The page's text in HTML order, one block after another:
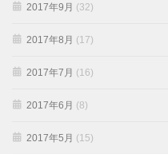
2017年9月 (32)
2017年8月 (17)
2017年7月 (16)
2017年6月 (8)
2017年5月 (15)